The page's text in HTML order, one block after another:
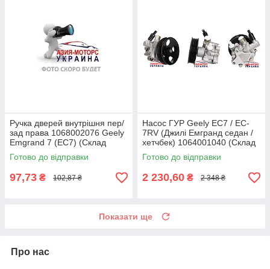
Ручка дверей внутрішня пер/
зад права 1068002076 Geely
Emgrand 7 (EC7) (Склад
ASM-UKR)
Готово до відправки
97,73 ₴ 102,87 ₴
Насос ГУР Geely EC7 / EC-
7RV (Джилі Емгранд седан /
хетчбек) 1064001040 (Склад
ASM-UKR)
Готово до відправки
2 230,60 ₴ 2 348 ₴
Показати ще
Про нас